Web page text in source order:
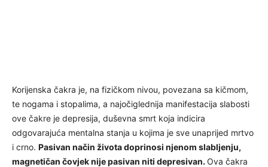
Korijenska čakra je, na fizičkom nivou, povezana sa kičmom,
te nogama i stopalima, a najočiglednija manifestacija slabosti
ove čakre je depresija, duševna smrt koja indicira
odgovarajuća mentalna stanja u kojima je sve unaprijed mrtvo
i crno. Pasivan način života doprinosi njenom slabljenju,
magnetičan čovjek nije pasivan niti depresivan. Ova čakra